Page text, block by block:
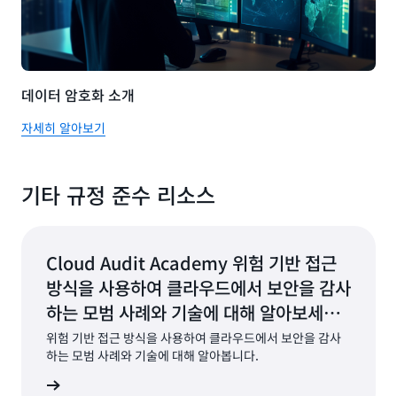
데이터 암호화 소개
자세히 알아보기
기타 규정 준수 리소스
Cloud Audit Academy 위험 기반 접근
방식을 사용하여 클라우드에서 보안을 감사
하는 모범 사례와 기술에 대해 알아보세요.
자세히 알아보기 »
위험 기반 접근 방식을 사용하여 클라우드에서 보안을 감사
하는 모범 사례와 기술에 대해 알아봅니다.